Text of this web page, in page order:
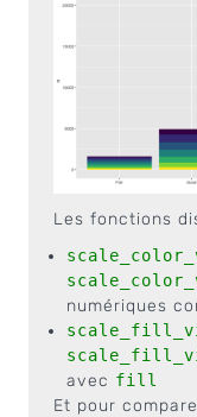
Les fonctions
numériques
avec fill
Et pour